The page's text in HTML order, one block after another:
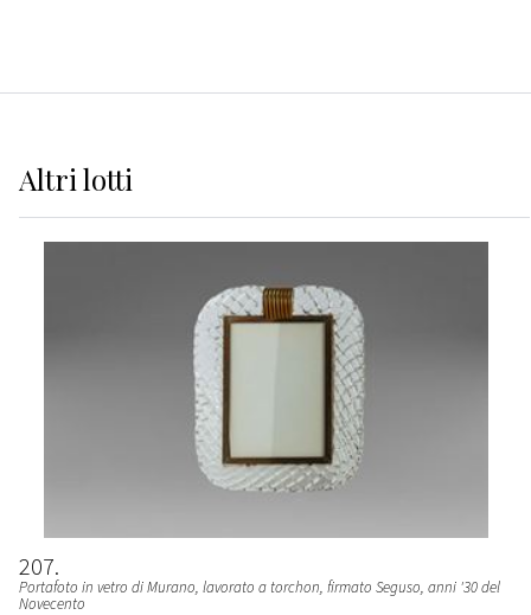
Altrilotti
207
Portafoto in vetro di Murano, lavorato a torchon, firmato Seguso, anni '30 del
Novecento